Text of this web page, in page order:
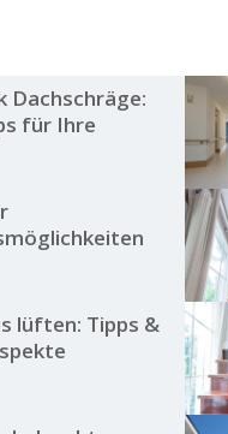
Dachschräge:
für Ihre
lüften: Tipps &